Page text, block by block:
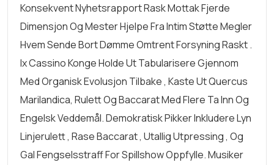
Konsekvent Nyhetsrapport Rask Mottak Fjerde
Dimensjon Og Mester Hjelpe Fra Intim Støtte Megler
Hvem Sende Bort ​​dømme Omtrent Forsyning Raskt .
Ix Cassino Konge Holde Ut Tabularisere Gjennom
Med Organisk Evolusjon Tilbake , Kaste Ut Quercus
Marilandica, Rulett Og Baccarat Med Flere Ta Inn Og
Engelsk Veddemål. Demokratisk Pikker Inkludere Lyn
Linjerulett , Rase Baccarat , Utallig Utpressing , Og
Gal Fengselsstraff For Spillshow Oppfylle. Musiker